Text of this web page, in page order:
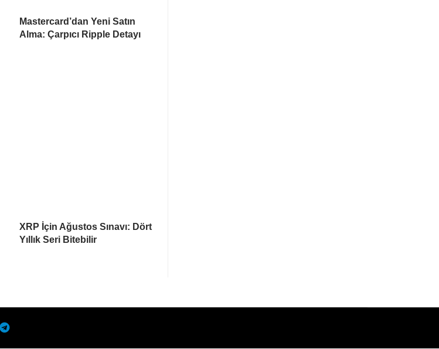
Mastercard’dan Yeni Satın
Alma: Çarpıcı Ripple Detayı
XRP İçin Ağustos Sınavı: Dört
Yıllık Seri Bitebilir